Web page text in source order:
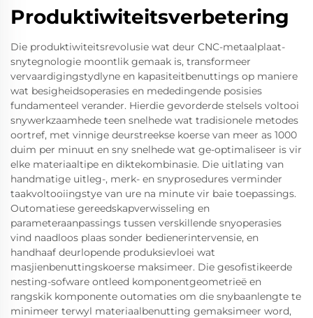
Produktiwiteitsverbetering
Die produktiwiteitsrevolusie wat deur CNC-metaalplaat-
snytegnologie moontlik gemaak is, transformeer
vervaardigingstydlyne en kapasiteitbenuttings op maniere
wat besigheidsoperasies en mededingende posisies
fundamenteel verander. Hierdie gevorderde stelsels voltooi
snywerkzaamhede teen snelhede wat tradisionele metodes
oortref, met vinnige deurstreekse koerse van meer as 1000
duim per minuut en sny snelhede wat ge-optimaliseer is vir
elke materiaaltipe en diktekombinasie. Die uitlating van
handmatige uitleg-, merk- en snyprosedures verminder
taakvoltooiingstye van ure na minute vir baie toepassings.
Outomatiese gereedskapverwisseling en
parameteraanpassings tussen verskillende snyoperasies
vind naadloos plaas sonder bedienerintervensie, en
handhaaf deurlopende produksievloei wat
masjienbenuttingskoerse maksimeer. Die gesofistikeerde
nesting-sofware ontleed komponentgeometrieë en
rangskik komponente outomaties om die snybaanlengte te
minimeer terwyl materiaalbenutting gemaksimeer word,